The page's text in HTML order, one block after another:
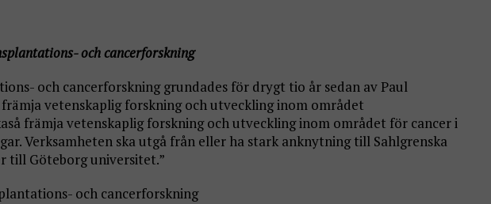
och cancerforskning
och cancerforskning grundades för drygt tio år sedan av Paul
främja vetenskaplig forskning och utveckling inom området
främja vetenskaplig forskning och utveckling inom området för cancer i
Verksamheten ska utgå från eller ha stark anknytning till Sahlgrenska
till Göteborg universitet.”
och cancerforskning